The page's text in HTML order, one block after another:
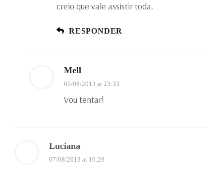
creio que vale assistir toda.
RESPONDER
Mell
05/08/2013 at 23:33
Vou tentar!
Luciana
07/08/2013 at 19:29